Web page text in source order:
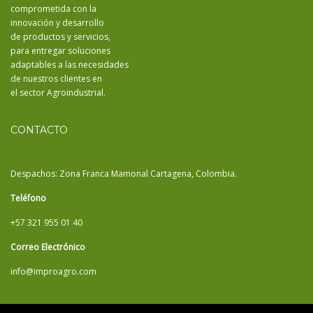
comprometida con la
innovación y desarrollo
de productos y servicios,
para entregar soluciones
adaptables a las necesidades
de nuestros clientes en
el sector Agroindustrial.
CONTACTO
Despachos: Zona Franca Mamonal Cartagena, Colombia.
Teléfono
+57 321 955 01 40
Correo Electrónico
info@improagro.com